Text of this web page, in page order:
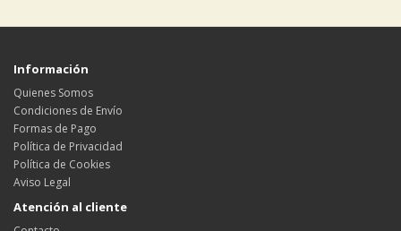
Información
Quienes Somos
Condiciones de Envío
Formas de Pago
Política de Privacidad
Política de Cookies
Aviso Legal
Atención al cliente